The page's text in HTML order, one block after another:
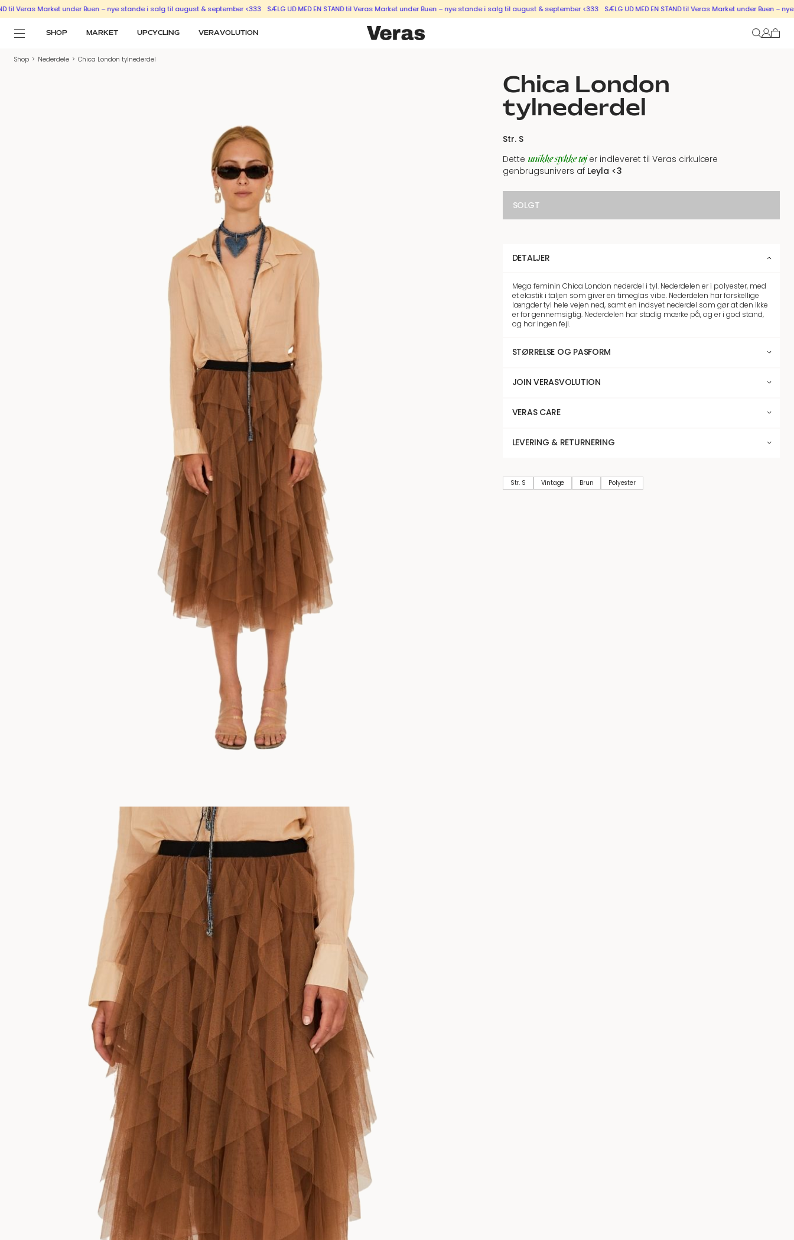
Veras Market under Buen – nye stande i salg til august & september <333 SÆLG UD MED EN STAND til Veras Market under Buen – nye stande i salg til august & september <333 SÆLG UD MED EN STAND til Veras Market under Buen – nye
SHOP MARKET UPCYCLING VERAVOLUTION
Shop > Nederdele > Chica London tylnederdel
Chica London
tylnederdel
Str. S
Dette unikke stykke tøjer indleveret til Veras cirkulære
genbrugsunivers af Leyla <3
SOLGT
DETALJER
Mega feminin Chica London nederdel i tyl. Nederdelen er i polyester, med
et elastik i taljen som giver en timeglas vibe. Nederdelen har forskellige
længder tyl hele vejen ned, samt en indsyet nederdel som gør at den ikke
er for gennemsigtig. Nederdelen har stadig mærke på, og er i god stand,
og har ingen fejl.
STØRRELSE OG PASFORM
JOIN VERASVOLUTION
VERAS CARE
LEVERING & RETURNERING
Str. S Vintage Brun Polyester